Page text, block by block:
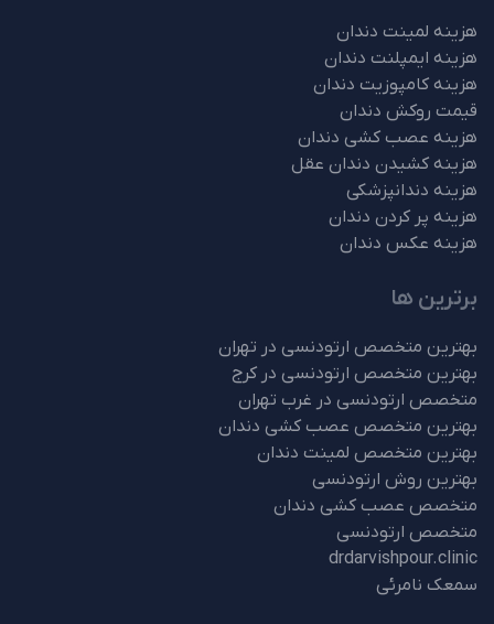
هزینه لمینت دندان
هزینه ایمپلنت دندان
هزینه کامپوزیت دندان
قیمت روکش دندان
هزینه عصب کشی دندان
هزینه کشیدن دندان عقل
هزینه دندانپزشکی
هزینه پر کردن دندان
هزینه عکس دندان
برترین ها
بهترین متخصص ارتودنسی در تهران
بهترین متخصص ارتودنسی در کرج
متخصص ارتودنسی در غرب تهران
بهترین متخصص عصب کشی دندان
بهترین متخصص لمینت دندان
بهترین روش ارتودنسی
متخصص عصب کشی دندان
متخصص ارتودنسی
drdarvishpour.clinic
سمعک نامرئی